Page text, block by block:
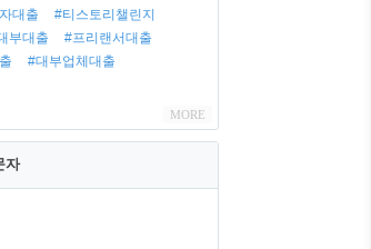
대출
#티스토리챌린지
부대출
#프리랜서대출
#대부업체대출
MORE
자